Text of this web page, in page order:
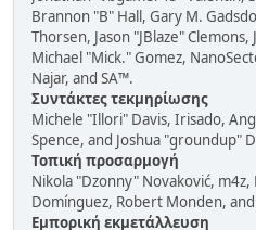
Brannon "B" Hall, Gary M.
Thorsen, Jason "JBlaze"
Michael "Mick." Gomez,
Najar, and SA™.
Συντάκτες τεκμηρίωσης
Michele "Illori" Davis, Irisado,
Spence, and Joshua "groundup"
Τοπική προσαρμογή
Nikola "Dzonny" Novaković, m4z,
Domínguez, Robert Monden, and
Εμπορική εκμετάλλευση